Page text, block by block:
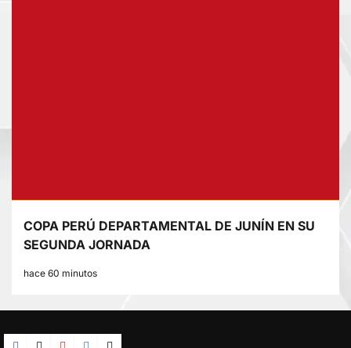
COPA PERÚ DEPARTAMENTAL DE JUNÍN EN SU
SEGUNDA JORNADA
hace 60 minutos
Facebook
TikTokYouTube
Instagram
X